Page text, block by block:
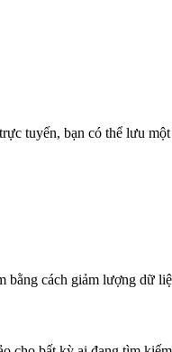
tuyến, bạn có thể lưu
cách giảm lượng dữ